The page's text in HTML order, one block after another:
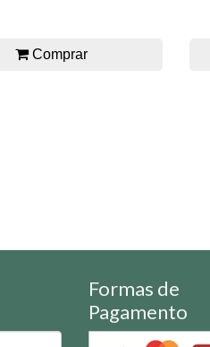
Comprar
Formas de
Pagamento